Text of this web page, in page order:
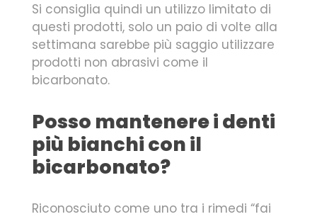
Si consiglia quindi un utilizzo limitato di
questi prodotti, solo un paio di volte alla
settimana sarebbe più saggio utilizzare
prodotti non abrasivi come il
bicarbonato.
Posso mantenere i denti
più bianchi con il
bicarbonato?
Riconosciuto come uno tra i rimedi “fai